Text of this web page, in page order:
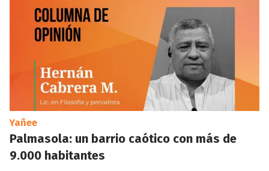
Yañee
Palmasola: un barrio caótico con más de
9.000 habitantes